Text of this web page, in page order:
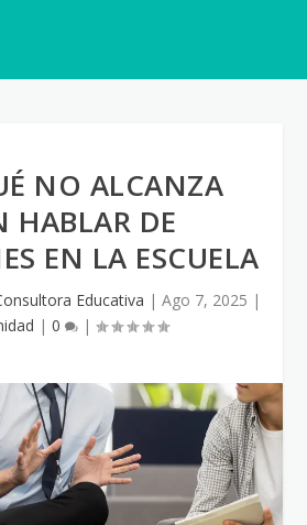
NO ALCANZA
HABLAR DE
EN LA ESCUELA
Educativa | Ago 7, 2025 |
| 0 |